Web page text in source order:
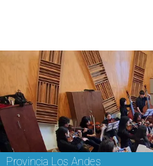
Provincia Los Andes